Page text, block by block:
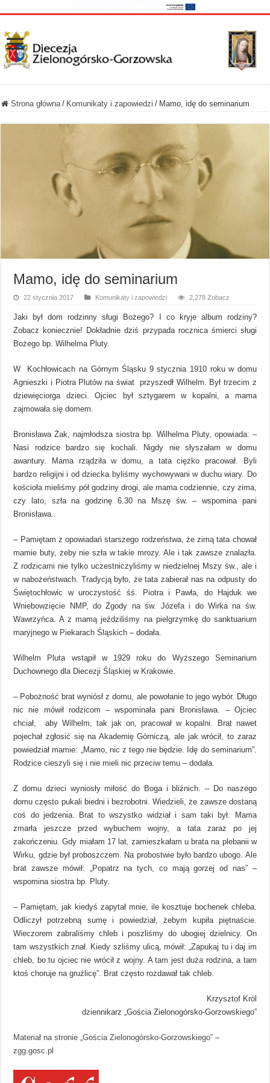
Strona główna / Komunikaty i zapowiedzi / Mamo, idę do seminarium
Mamo, idę do seminarium
22 stycznia 2017 Komunikaty i zapowiedzi 2,278 Zobacz
Jaki był dom rodzinny sługi Bożego? I co kryje album rodziny?
Zobacz koniecznie! Dokładnie dziś przypada rocznica śmierci sługi
Bożego bp. Wilhelma Pluty.
W Kochłowicach na Górnym Śląsku 9 stycznia 1910 roku w domu
Agnieszki i Piotra Plutów na świat przyszedł Wilhelm. Był trzecim z
dziewięciorga dzieci. Ojciec był sztygarem w kopalni, a mama
zajmowała się domem.
Bronisława Żak, najmłodsza siostra bp. Wilhelma Pluty, opowiada: –
Nasi rodzice bardzo się kochali. Nigdy nie słyszałam w domu
awantury. Mama rządziła w domu, a tata ciężko pracował. Byli
bardzo religijni i od dziecka byliśmy wychowywani w duchu wiary. Do
kościoła mieliśmy pół godziny drogi, ale mama codziennie, czy zima,
czy lato, szła na godzinę 6.30 na Mszę św. – wspomina pani
Bronisława..
– Pamiętam z opowiadań starszego rodzeństwa, że zimą tata chował
mamie buty, żeby nie szła w takie mrozy. Ale i tak zawsze znalazła.
Z rodzicami nie tylko uczestniczyliśmy w niedzielnej Mszy św., ale i
w nabożeństwach. Tradycją było, że tata zabierał nas na odpusty do
Świętochłowic w uroczystość śś. Piotra i Pawła, do Hajduk we
Wniebowzięcie NMP, do Zgody na św. Józefa i do Wirka na św.
Wawrzyńca. A z mamą jeździliśmy na pielgrzymkę do sanktuarium
maryjnego w Piekarach Śląskich – dodała.
Wilhelm Pluta wstąpił w 1929 roku do Wyższego Seminarium
Duchownego dla Diecezji Śląskiej w Krakowie.
– Pobożność brat wyniósł z domu, ale powołanie to jego wybór. Długo
nic nie mówił rodzicom – wspominała pani Bronisława. – Ojciec
chciał, aby Wilhelm, tak jak on, pracował w kopalni. Brat nawet
pojechał zgłosić się na Akademię Górniczą, ale jak wrócił, to zaraz
powiedział mamie: „Mamo, nic z tego nie będzie. Idę do seminarium”.
Rodzice cieszyli się i nie mieli nic przeciw temu – dodała.
Z domu dzieci wyniosły miłość do Boga i bliźnich. – Do naszego
domu często pukali biedni i bezrobotni. Wiedzieli, że zawsze dostaną
coś do jedzenia. Brat to wszystko widział i sam taki był. Mama
zmarła jeszcze przed wybuchem wojny, a tata zaraz po jej
zakończeniu. Gdy miałam 17 lat, zamieszkałam u brata na plebanii w
Wirku, gdzie był proboszczem. Na probostwie było bardzo ubogo. Ale
brat zawsze mówił: „Popatrz na tych, co mają gorzej od nas” –
wspomina siostra bp. Pluty.
– Pamiętam, jak kiedyś zapytał mnie, ile kosztuje bochenek chleba.
Odliczył potrzebną sumę i powiedział, żebym kupiła piętnaście.
Wieczorem zabraliśmy chleb i poszliśmy do ubogiej dzielnicy. On
tam wszystkich znał. Kiedy szliśmy ulicą, mówił: „Zapukaj tu i daj im
chleb, bo tu ojciec nie wrócił z wojny. A tam jest duża rodzina, a tam
ktoś choruje na gruźlicę”. Brat często rozdawał tak chleb.
Krzysztof Król
dziennikarz „Gościa Zielonogórsko-Gorzowskiego”
Materiał na stronie „Gościa Zielonogórsko-Gorzowskiego” –
zgg.gosc.pl